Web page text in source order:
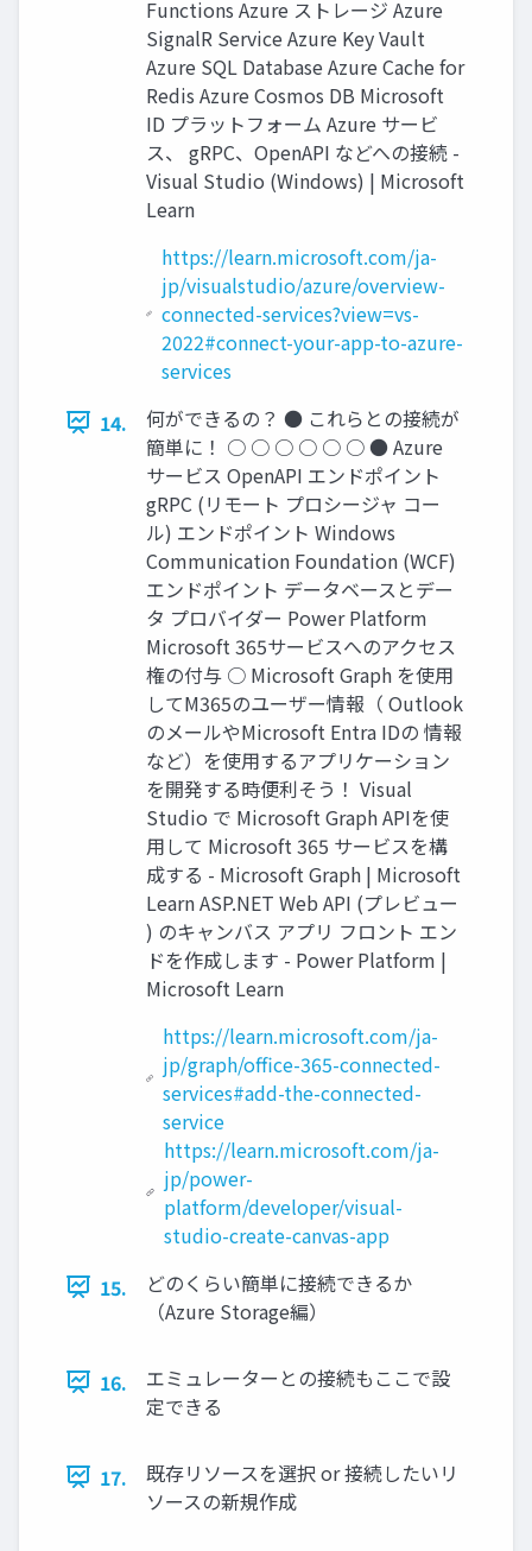
Functions Azure ストレージ Azure
SignalR Service Azure Key Vault
Azure SQL Database Azure Cache for
Redis Azure Cosmos DB Microsoft
ID プラットフォーム Azure サービ
ス、 gRPC、OpenAPI などへの接続 -
Visual Studio (Windows) | Microsoft
Learn
https://learn.microsoft.com/ja-
jp/visualstudio/azure/overview-
connected-services?view=vs-
2022#connect-your-app-to-azure-
services
14.
何ができるの？ ● これらとの接続が
簡単に！ ○ ○ ○ ○ ○ ○ ● Azure
サービス OpenAPI エンドポイント
gRPC (リモート プロシージャ コー
ル) エンドポイント Windows
Communication Foundation (WCF)
エンドポイント データベースとデー
タ プロバイダー Power Platform
Microsoft 365サービスへのアクセス
権の付与 ○ Microsoft Graph を使用
してM365のユーザー情報（ Outlook
のメールやMicrosoft Entra IDの 情報
など）を使用するアプリケーション
を開発する時便利そう！ Visual
Studio で Microsoft Graph APIを使
用して Microsoft 365 サービスを構
成する - Microsoft Graph | Microsoft
Learn ASP.NET Web API (プレビュー
) のキャンバス アプリ フロント エン
ドを作成します - Power Platform |
Microsoft Learn
https://learn.microsoft.com/ja-
jp/graph/office-365-connected-
services#add-the-connected-
service
https://learn.microsoft.com/ja-
jp/power-
platform/developer/visual-
studio-create-canvas-app
15.
どのくらい簡単に接続できるか
（Azure Storage編）
16.
エミュレーターとの接続もここで設
定できる
17.
既存リソースを選択 or 接続したいリ
ソースの新規作成